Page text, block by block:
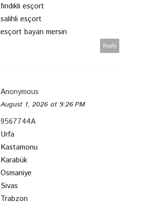
fındıklı esçort
salihli esçort
esçort bayan mersin
Reply
Anonymous
August 1, 2026 at 9:26 PM
9567744A
Urfa
Kastamonu
Karabük
Osmaniye
Sivas
Trabzon